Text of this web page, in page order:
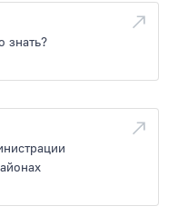
знать?